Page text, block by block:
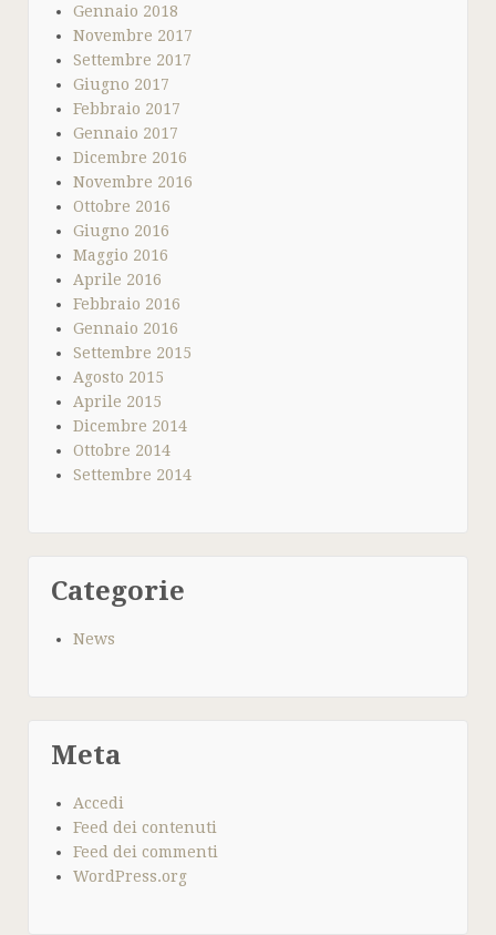
Gennaio 2018
Novembre 2017
Settembre 2017
Giugno 2017
Febbraio 2017
Gennaio 2017
Dicembre 2016
Novembre 2016
Ottobre 2016
Giugno 2016
Maggio 2016
Aprile 2016
Febbraio 2016
Gennaio 2016
Settembre 2015
Agosto 2015
Aprile 2015
Dicembre 2014
Ottobre 2014
Settembre 2014
Categorie
News
Meta
Accedi
Feed dei contenuti
Feed dei commenti
WordPress.org